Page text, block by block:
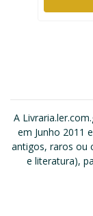
A
em Junho 2011
antigos, raros ou
e literatura),